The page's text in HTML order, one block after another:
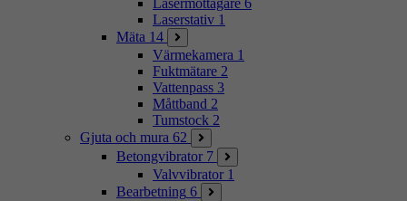
Lasermottagare 6
Laserstativ 1
Mäta 14
Värmekamera 1
Fuktmätare 2
Vattenpass 3
Måttband 2
Tumstock 2
Gjuta och mura 62
Betongvibrator 7
Valvvibrator 1
Bearbetning 6